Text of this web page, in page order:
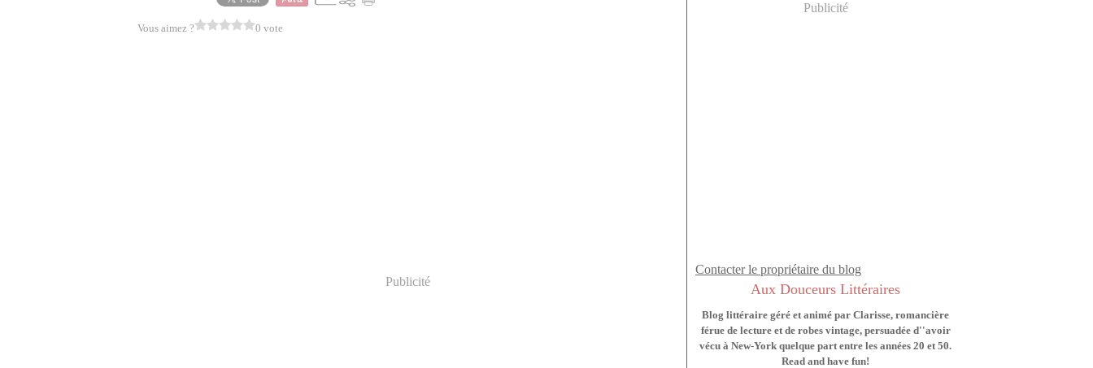
Vous aimez ? 0 vote
Publicité
Publicité
Contacter le propriétaire du blog
Aux Douceurs Littéraires
Blog littéraire géré et animé par Clarisse, romancière
férue de lecture et de robes vintage, persuadée d''avoir
vécu à New-York quelque part entre les années 20 et 50.
Read and have fun!